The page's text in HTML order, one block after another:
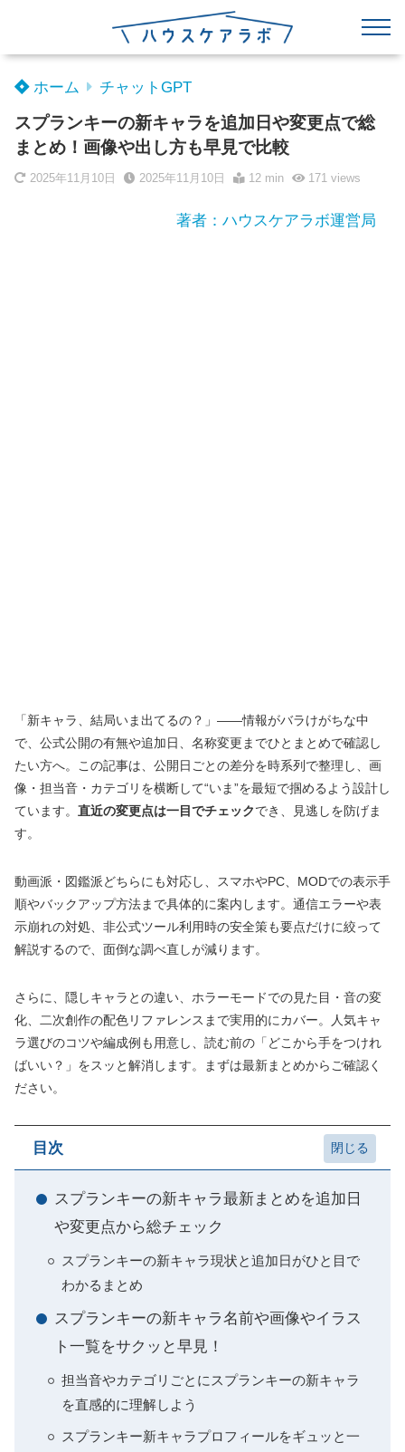
ホーム チャットGPT
スプランキーの新キャラを追加日や変更点で総
まとめ！画像や出し方も早見で比較
2025年11月10日 2025年11月10日 12 min 171views
著者：ハウスケアラボ運営局
「新キャラ、結局いま出てるの？」——情報がバラけがちな中
で、公式公開の有無や追加日、名称変更までひとまとめで確認し
たい方へ。この記事は、公開日ごとの差分を時系列で整理し、画
像・担当音・カテゴリを横断して“いま”を最短で掴めるよう設計し
ています。 直近の変更点は一目でチェックでき、見逃しを防げま
す。
動画派・図鑑派どちらにも対応し、スマホやPC、MODでの表示手
順やバックアップ方法まで具体的に案内します。通信エラーや表
示崩れの対処、非公式ツール利用時の安全策も要点だけに絞って
解説するので、面倒な調べ直しが減ります。
さらに、隠しキャラとの違い、ホラーモードでの見た目・音の変
化、二次創作の配色リファレンスまで実用的にカバー。人気キャ
ラ選びのコツや編成例も用意し、読む前の「どこから手をつけれ
ばいい？」をスッと解消します。まずは最新まとめからご確認く
ださい。
目次
スプランキーの新キャラ最新まとめを追加日
や変更点から総チェック
スプランキーの新キャラ現状と追加日がひと目で
わかるまとめ
スプランキーの新キャラ名前や画像やイラス
ト一覧をサクッと早見！
担当音やカテゴリごとにスプランキーの新キャラ
を直感的に理解しよう
スプランキー新キャラプロフィールをギュッと一